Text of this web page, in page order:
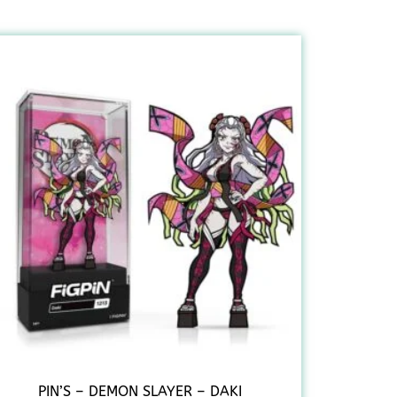
PIN’S – DEMON SLAYER – DAKI